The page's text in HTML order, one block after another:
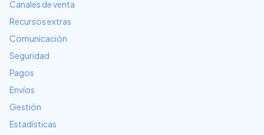
Canales de venta
Recursos extras
Comunicación
Seguridad
Pagos
Envíos
Gestión
Estadísticas